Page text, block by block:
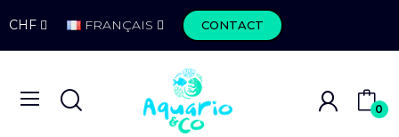
CHF FRANÇAIS CONTACT
0